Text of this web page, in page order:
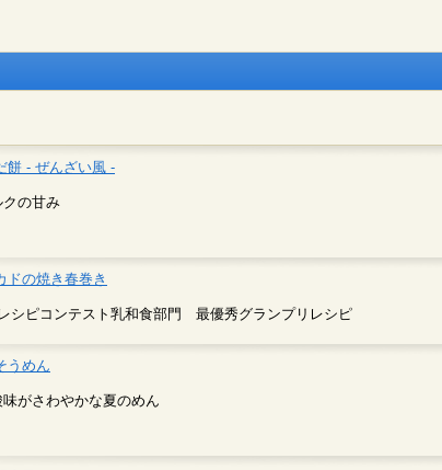
餅 - ぜんざい風 -
クの甘み
ドの焼き春巻き
シピコンテスト乳和食部門 最優秀グランプリレシピ
うめん
がさわやかな夏のめん